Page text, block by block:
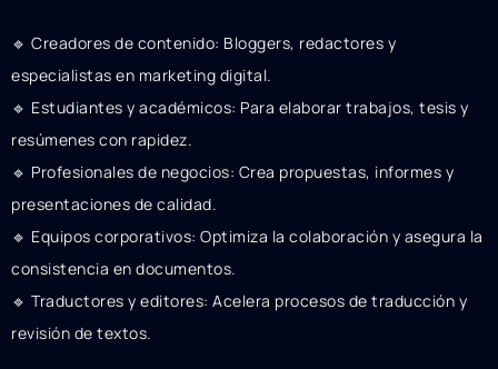
🔹 Creadores de contenido: Bloggers, redactores y
especialistas en marketing digital.
🔹 Estudiantes y académicos: Para elaborar trabajos, tesis y
resúmenes con rapidez.
🔹 Profesionales de negocios: Crea propuestas, informes y
presentaciones de calidad.
🔹 Equipos corporativos: Optimiza la colaboración y asegura la
consistencia en documentos.
🔹 Traductores y editores: Acelera procesos de traducción y
revisión de textos.